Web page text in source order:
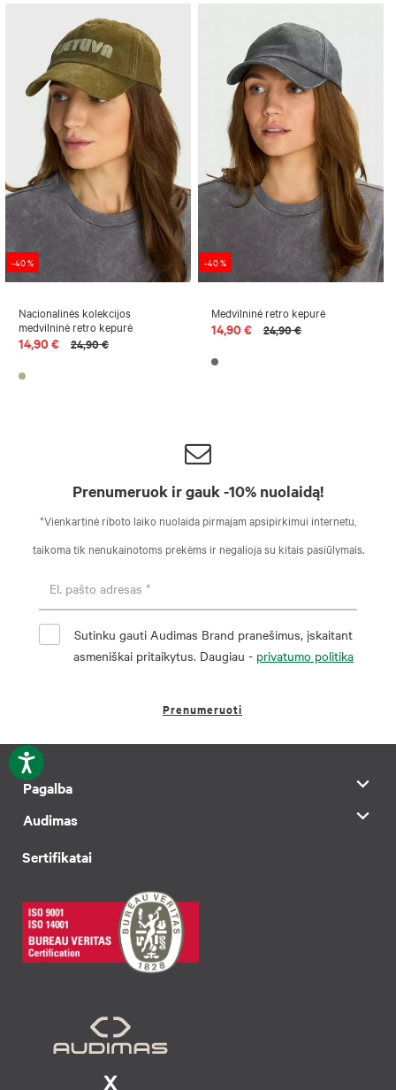
-40 %
Nacionalinės kolekcijos
medvilninė retro kepurė
14,90 € 24,90 €
-40 %
Medvilninė retro kepurė
14,90 € 24,90 €
Prenumeruok ir gauk -10% nuolaidą!
*Vienkartinė riboto laiko nuolaida pirmajam apsipirkimui internetu,
taikoma tik nenukainotoms prekėms ir negalioja su kitais pasiūlymais.
Sutinku gauti Audimas Brand pranešimus, įskaitant
asmeniškai pritaikytus. Daugiau - privatumo politika
Prenumeruoti
Pagalba
Audimas
Sertifikatai